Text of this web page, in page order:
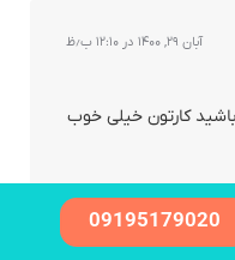
آبان ۲۹, ۱۴۰۰ در ۱۲:۱۰ ب٫ظ
کارتون خیلی خوب
09195179020